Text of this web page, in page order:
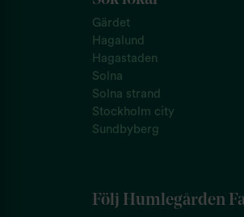
Gärdet
Hagalund
Hagastaden
Solna
Solna strand
Stockholm city
Sundbyberg
Följ Humlegården